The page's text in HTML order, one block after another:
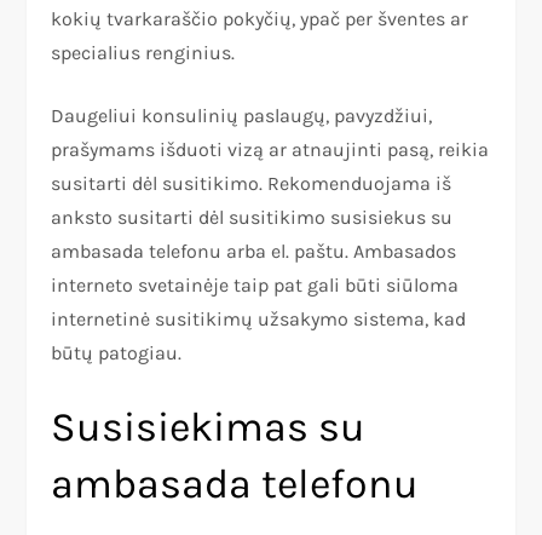
kokių tvarkaraščio pokyčių, ypač per šventes ar
specialius renginius.
Daugeliui konsulinių paslaugų, pavyzdžiui,
prašymams išduoti vizą ar atnaujinti pasą, reikia
susitarti dėl susitikimo. Rekomenduojama iš
anksto susitarti dėl susitikimo susisiekus su
ambasada telefonu arba el. paštu. Ambasados
interneto svetainėje taip pat gali būti siūloma
internetinė susitikimų užsakymo sistema, kad
būtų patogiau.
Susisiekimas su
ambasada telefonu